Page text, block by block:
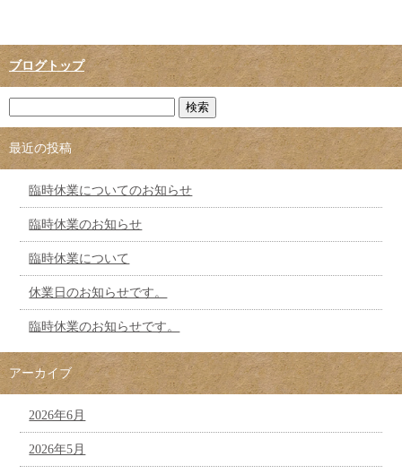
ブログトップ
最近の投稿
臨時休業についてのお知らせ
臨時休業のお知らせ
臨時休業について
休業日のお知らせです。
臨時休業のお知らせです。
アーカイブ
2026年6月
2026年5月